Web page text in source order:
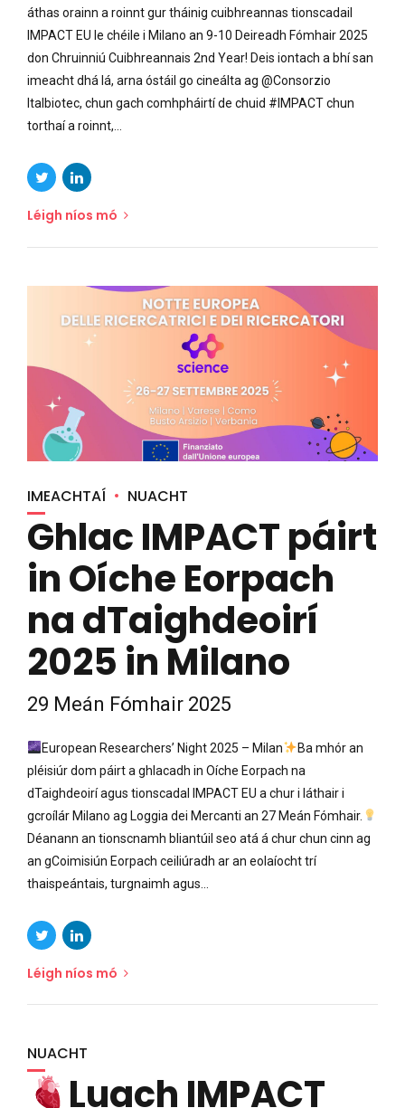
áthas orainn a roinnt gur tháinig cuibhreannas tionscadail
IMPACT EU le chéile i Milano an 9-10 Deireadh Fómhair 2025
don Chruinniú Cuibhreannais 2nd Year! Deis iontach a bhí san
imeacht dhá lá, arna óstáil go cineálta ag @Consorzio
Italbiotec, chun gach comhpháirtí de chuid #IMPACT chun
torthaí a roinnt,...
Léigh níos mó
IMEACHTAÍ NUACHT
Ghlac IMPACT páirt
in Oíche Eorpach
na dTaighdeoirí
2025 in Milano
29 Meán Fómhair 2025
European Researchers’ Night 2025 – Milan
Ba mhór an
pléisiúr dom páirt a ghlacadh in Oíche Eorpach na
dTaighdeoirí agus tionscadal IMPACT EU a chur i láthair i
gcroílár Milano ag Loggia dei Mercanti an 27 Meán Fómhair.
Déanann an tionscnamh bliantúil seo atá á chur chun cinn ag
an gCoimisiún Eorpach ceiliúradh ar an eolaíocht trí
thaispeántais, turgnaimh agus...
Léigh níos mó
NUACHT
Luach IMPACT